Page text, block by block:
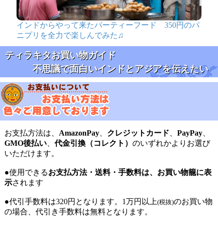
インドからやって来たパーティーフード 350円のパ
ニプリを全力で楽しんでみた♫
ティラキタお買い物ガイド
不思議で面白いインドとアジアを伝えたい
お支払方法は、 AmazonPay、 クレジットカード PayPay、
GMO後払い、代金引換（コレクト） のいずれかよりお選び
いただけます。
●使用できるお支払方法・送料・手数料は、お買い物籠に表
示されます
●代引手数料は320円となります。1万円以上(税抜)のお買い物
の場合、代引き手数料は無料となります。